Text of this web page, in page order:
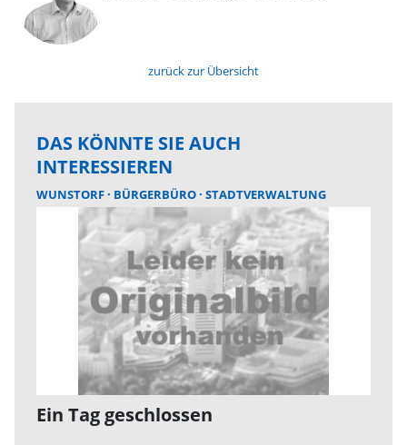
zurück zur Übersicht
DAS KÖNNTE SIE AUCH
INTERESSIEREN
WUNSTORF BÜRGERBÜRO STADTVERWALTUNG
Ein Tag geschlossen